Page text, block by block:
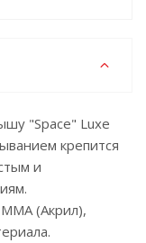
"Space" Luxe
крепится
и
(Акрил),